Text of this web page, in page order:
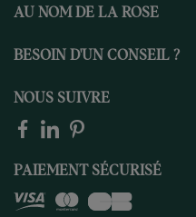
AU NOM DE LA ROSE
BESOIN D'UN CONSEIL ?
NOUS SUIVRE
PAIEMENT SÉCURISÉ